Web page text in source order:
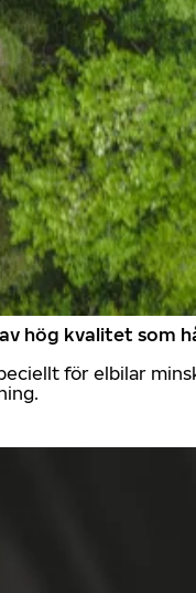
hög kvalitet som
för elbilar